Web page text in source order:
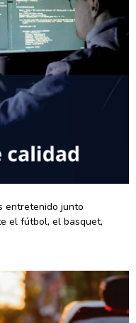
entretenido junto
el fútbol, el basquet,